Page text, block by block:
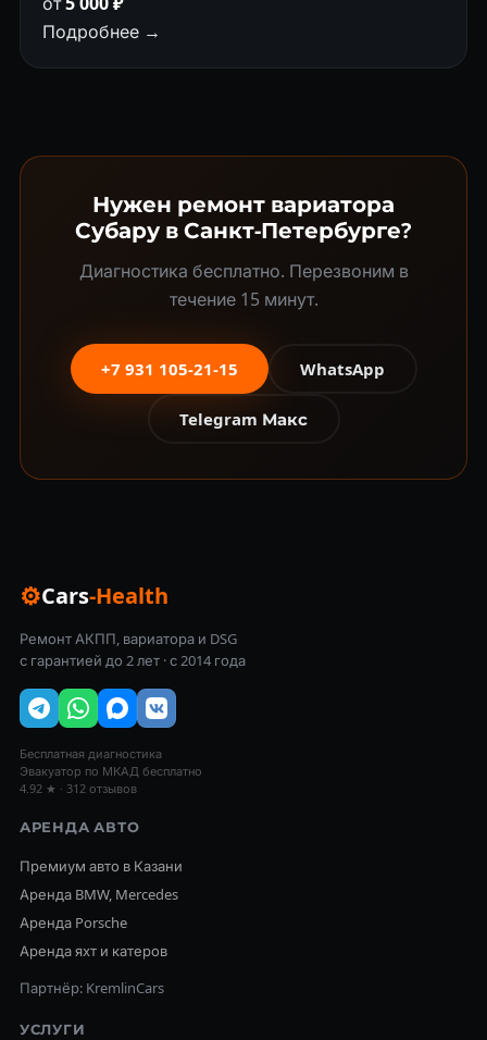
Подробнее →
Нужен ремонт вариатора
Субару в Санкт-Петербурге?
Диагностика бесплатно. Перезвоним в
течение 15 минут.
+7 931 105-21-15 WhatsApp
Telegram Макс
⚙Cars-Health
Ремонт АКПП, вариатора и DSG
с гарантией до 2 лет · с 2014 года
Бесплатная диагностика
Эвакуатор по МКАД бесплатно
4.92 ★ · 312 отзывов
АРЕНДА АВТО
Премиум авто в Казани
Аренда BMW, Mercedes
Аренда Porsche
Аренда яхт и катеров
Партнёр: KremlinCars
УСЛУГИ